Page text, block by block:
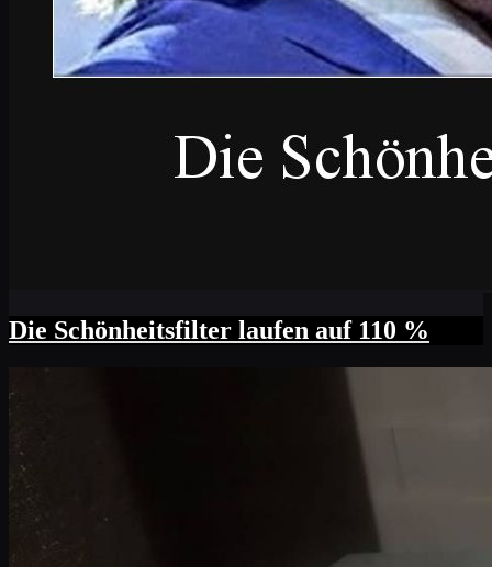
Die Schönheitsfilter laufen auf 110 %